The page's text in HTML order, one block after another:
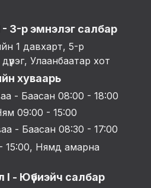
3-р эмнэлэг салбар
1 давхарт, 5-р
Улаанбаатар хот
хуваарь
- Баасан 08:00 - 18:00
09:00 - 15:00
- Баасан 08:30 - 17:00
15:00, Нямд амарна
- Юүбиэйч салбар